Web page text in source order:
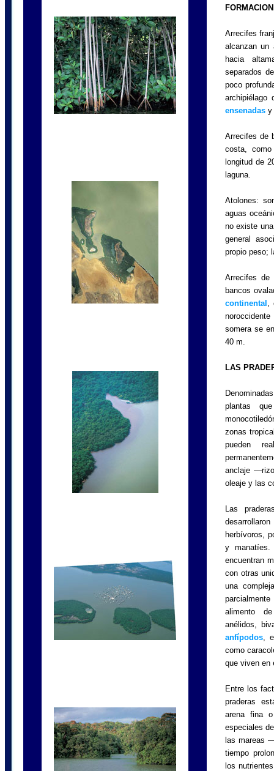
Arrecifes
alcanzan un
hacia
separados
poco
ensenadas y
Arrecifes de
costa,
longitud de
laguna.
Atolones:
aguas
no existe
general
propio peso;
Arrecifes de
bancos
continental ,
somera se
40 m.
LAS
plantas
zonas
pueden
anclaje
oleaje y las
Las
herbívoros,
y
encuentran
con otras
una
alimento
anélidos,
anfípodos,
como
que viven en
Entre los
praderas
arena fina
especiales
las mareas
tiempo
los